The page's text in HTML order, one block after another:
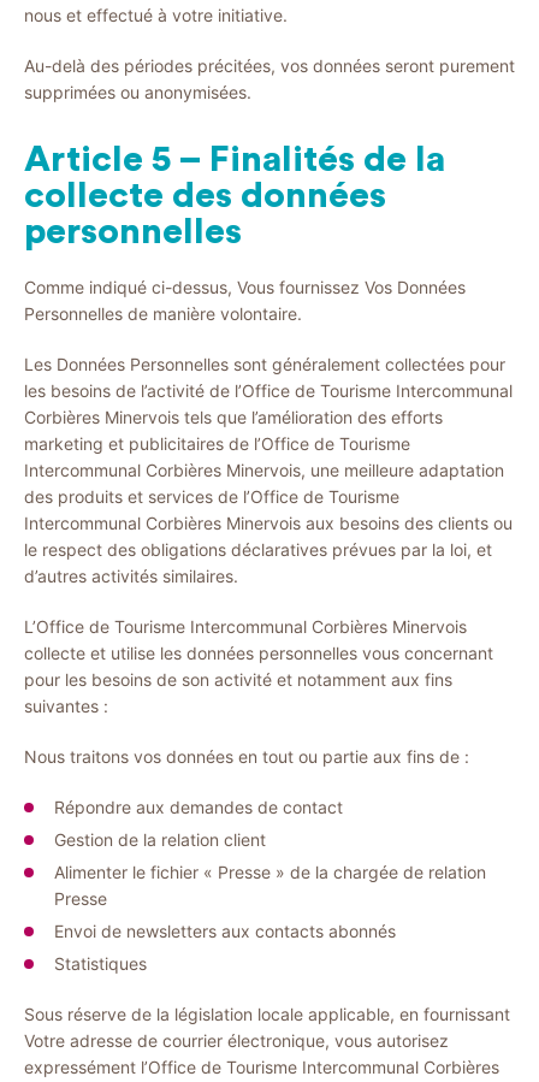
nous et effectué à votre initiative.
Au-delà des périodes précitées, vos données seront purement
supprimées ou anonymisées.
Article 5 – Finalités de la
collecte des données
personnelles
Comme indiqué ci-dessus, Vous fournissez Vos Données
Personnelles de manière volontaire.
Les Données Personnelles sont généralement collectées pour
les besoins de l’activité de l’Office de Tourisme Intercommunal
Corbières Minervois tels que l’amélioration des efforts
marketing et publicitaires de l’Office de Tourisme
Intercommunal Corbières Minervois, une meilleure adaptation
des produits et services de l’Office de Tourisme
Intercommunal Corbières Minervois aux besoins des clients ou
le respect des obligations déclaratives prévues par la loi, et
d’autres activités similaires.
L’Office de Tourisme Intercommunal Corbières Minervois
collecte et utilise les données personnelles vous concernant
pour les besoins de son activité et notamment aux fins
suivantes :
Nous traitons vos données en tout ou partie aux fins de :
Répondre aux demandes de contact
Gestion de la relation client
Alimenter le fichier « Presse » de la chargée de relation
Presse
Envoi de newsletters aux contacts abonnés
Statistiques
Sous réserve de la législation locale applicable, en fournissant
Votre adresse de courrier électronique, vous autorisez
expressément l’Office de Tourisme Intercommunal Corbières